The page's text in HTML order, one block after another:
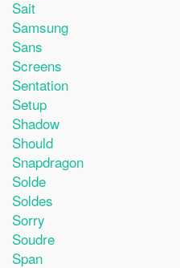
Sait
Samsung
Sans
Screens
Sentation
Setup
Shadow
Should
Snapdragon
Solde
Soldes
Sorry
Soudre
Span